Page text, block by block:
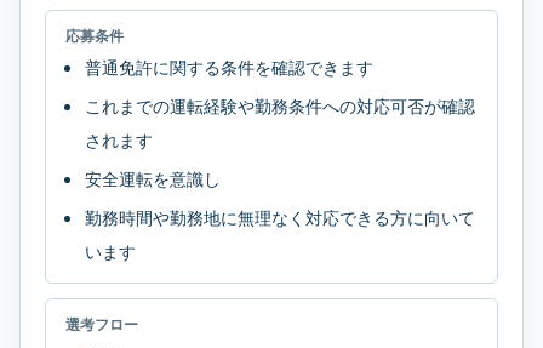
応募条件
普通免許に関する条件を確認できます
これまでの運転経験や勤務条件への対応可否が確認
されます
安全運転を意識し
勤務時間や勤務地に無理なく対応できる方に向いて
います
選考フロー